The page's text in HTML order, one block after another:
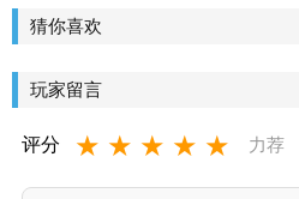
猜你喜欢
玩家留言
评分 ★ ★ ★ ★ ★ 力荐